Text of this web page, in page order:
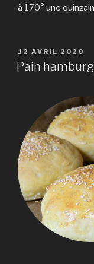
à 170° une
PUBLIÉ
LE
12 AVRIL 2020
Pain